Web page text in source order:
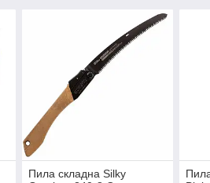
Пила складна Silky